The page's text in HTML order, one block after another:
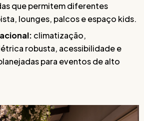
que permitem diferentes
lounges, palcos e espaço kids.
climatização,
robusta, acessibilidade e
para eventos de alto